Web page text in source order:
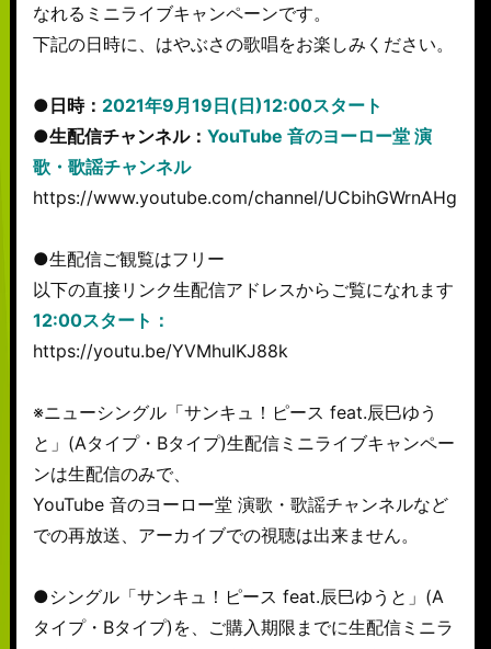
なれるミニライブキャンペーンです。
下記の日時に、はやぶさの歌唱をお楽しみください。
●日時： 2021年9月19日(日)12:00スタート
●生配信チャンネル： YouTube 音のヨーロー堂 演
歌・歌謡チャンネル
https://www.youtube.com/channel/
●生配信ご観覧はフリー
以下の直接リンク生配信アドレスからご覧になれます
12:00スタート：
https://youtu.be/YVMhuIKJ88k
※ニューシングル「サンキュ！ピース feat.辰巳ゆう
と」(Aタイプ・Bタイプ)生配信ミニライブキャンペー
ンは生配信のみで、
YouTube 音のヨーロー堂 演歌・歌謡チャンネルなど
での再放送、アーカイブでの視聴は出来ません。
●シングル「サンキュ！ピース feat.辰巳ゆうと」(A
タイプ・Bタイプ)を、ご購入期限までに生配信ミニラ